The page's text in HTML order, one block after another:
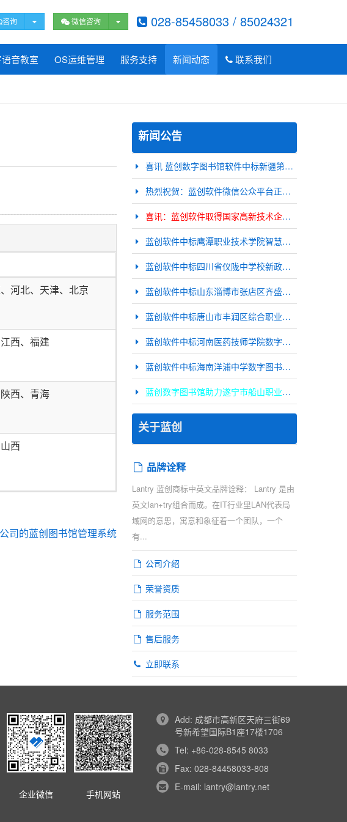
咨询 微信咨询 028-85458033 / 85024321
音教室 OS运维管理 服务支持 新闻动态 联系我们
河北、天津、北京
西、福建
西、青海
西
司的蓝创图书馆管理系统
新闻公告
喜讯 蓝创数字图书馆软件中标新疆第七师130团中学图书项目
热烈祝贺：蓝创软件微信公众平台正式开通！
喜讯：蓝创软件取得国家高新技术企业认定
蓝创软件中标鹰潭职业技术学院智慧校园项目
蓝创软件中标四川省仪陇中学校新政分校数字图书馆项目
蓝创软件中标山东淄博市张店区齐盛学校数字图书馆项目
蓝创软件中标唐山市丰润区综合职业技术教育中心
蓝创软件中标河南医药技师学院数字图书馆项目
蓝创软件中标海南洋浦中学数字图书馆项目
蓝创数字图书馆助力遂宁市船山职业技术学校移动图书馆建设
关于蓝创
品牌诠释
Lantry 蓝创商标中英文品牌诠释： Lantry 是由
英文lan+try组合而成。在IT行业里LAN代表局
域网的意思，寓意和象征着一个团队，一个
有...
公司介绍
荣誉资质
服务范围
售后服务
立即联系
企业微信 手机网站
Add: 成都市高新区天府三街69
号新希望国际B1座17楼1706
Tel: +86-028-8545 8033
Fax: 028-84458033-808
E-mail: lantry@lantry.net